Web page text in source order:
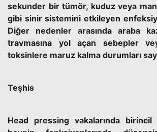
sekunder bir tümör, kuduz veya
gibi sinir sistemini etkileyen
Diğer nedenler arasında araba
travmasına yol açan sebepler
toksinlere maruz kalma durumları
Teşhis
Head pressing vakalarında birincil